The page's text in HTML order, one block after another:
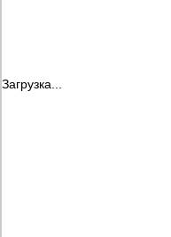
Загрузка...